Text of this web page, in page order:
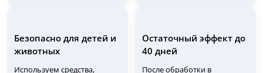
Безопасно для детей и
животных
Используем средства,
Остаточный эффект до
40 дней
После обработки в